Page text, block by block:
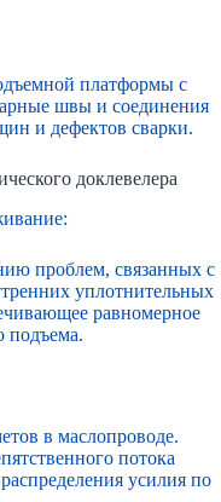
платформы с
швы и соединения
и дефектов сварки.
доклевелера
проблем, связанных с
уплотнительных
равномерное
подъема.
в маслопроводе.
потока
усилия по